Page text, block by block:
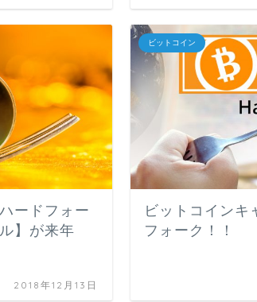
ードフォー
】が来年
2018年12月13日
ビットコイン
ビットコインキ
フォーク！！